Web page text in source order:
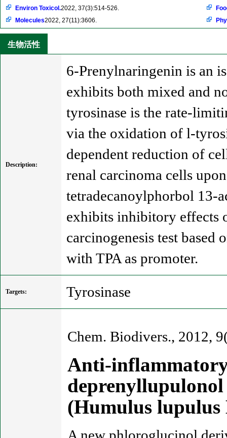
Environ Toxicol.2022, 37(3):514-526.
Molecules2022, 27(11):3606.
生物活性
Description:
6-Prenylnaringenin is an
exhibits both mixed and
tyrosinase is the rate-
via the oxidation of l-
dependent reduction of
renal carcinoma cells
tetradecanoylphorbol 13-
exhibits inhibitory effects
carcinogenesis test
with TPA as promoter.
Targets: Tyrosinase
Chem. Biodivers., 2012,
Anti-
(Humulus